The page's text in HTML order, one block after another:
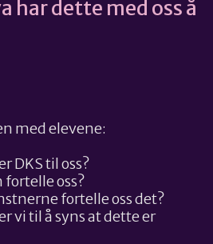
har dette med oss å
med elevene:
DKS til oss?
fortelle oss?
fortelle oss det?
vi til å syns at dette er